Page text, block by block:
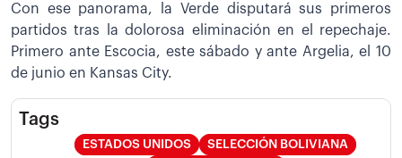
Con ese panorama, la Verde disputará sus primeros
partidos tras la dolorosa eliminación en el repechaje.
Primero ante Escocia, este sábado y ante Argelia, el 10
de junio en Kansas City.
Tags
ESTADOS UNIDOS
SELECCIÓN BOLIVIANA